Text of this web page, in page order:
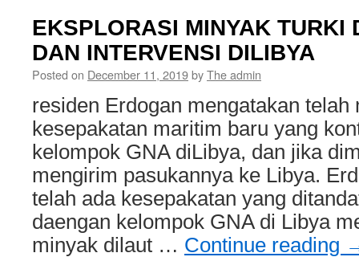
EKSPLORASI MINYAK TURKI
DAN INTERVENSI DILIBYA
Posted on December 11, 2019byThe admin
residen Erdogan mengatakan
kesepakatan maritim baru yang
kelompok GNA diLibya, dan jika
mengirim pasukannya ke Libya.
telah ada kesepakatan yang
daengan kelompok GNA di Libya
minyak dilaut … Continue reading